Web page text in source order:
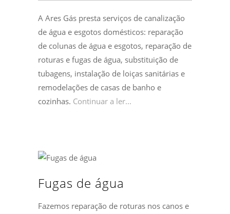
A Ares Gás presta serviços de canalização
de água e esgotos domésticos: reparação
de colunas de água e esgotos, reparação de
roturas e fugas de água, substituição de
tubagens, instalação de loiças sanitárias e
remodelações de casas de banho e
cozinhas. Continuar a ler...
Fugas de água
Fazemos reparação de roturas nos canos e